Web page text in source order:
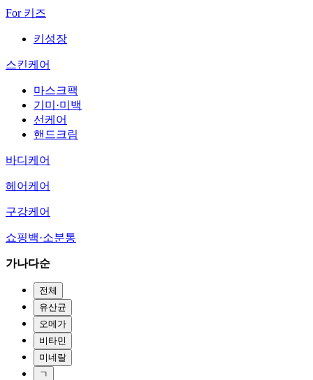
For 키즈
키성장
스킨케어
마스크팩
기미·미백
선케어
핸드크림
바디케어
헤어케어
구강케어
쇼핑백·소분통
가나다순
전체
유산균
오메가
비타민
미네랄
ㄱ